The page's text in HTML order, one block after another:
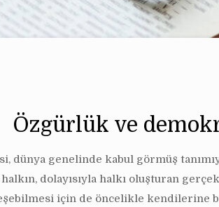
Özgürlük ve
dünya genelinde kabul görmüş
dolayısıyla halkı oluşturan
için de öncelikle kendilerine